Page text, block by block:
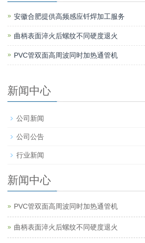
安徽合肥提供高频感应钎焊加工服务
曲柄表面淬火后螺纹不同硬度退火
PVC管双面高周波同时加热通管机
新闻中心
公司新闻
公司公告
行业新闻
新闻中心
PVC管双面高周波同时加热通管机
曲柄表面淬火后螺纹不同硬度退火